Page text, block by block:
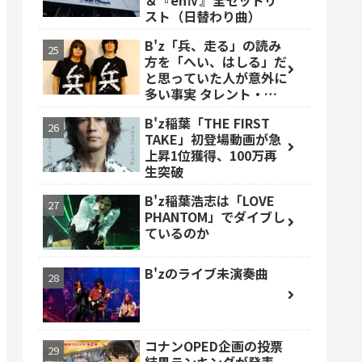
スト（日替わり曲）
B'z「兵、走る」の読み
方を「へい、はしる」だ
と思っていた人が意外に
多い事実 タレント・ベ
B'z稲葉「THE FIRST
TAKE」初登場動画が急
上昇1位獲得、100万再
生突破
B'z稲葉浩志は「LOVE
PHANTOM」でダイブし
ているのか
B'zのライブ未演奏曲
コナンOPED企画の投票